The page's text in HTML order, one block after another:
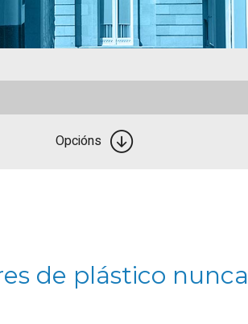
Opcións
de plástico nunca